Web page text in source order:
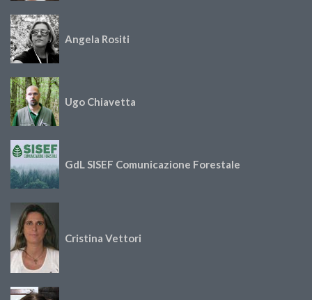
Angela Rositi
Ugo Chiavetta
GdL SISEF Comunicazione Forestale
Cristina Vettori